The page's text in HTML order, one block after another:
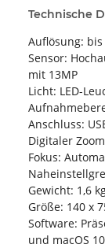
Technische
Auflösung: bis
Sensor:
mit 13MP
Licht: LED-
Anschluss:
Digitaler
Fokus:
Gewicht: 1,6
Größe: 140 x
Software:
und macOS